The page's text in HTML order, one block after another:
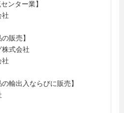
ンター業】
社
販売】
株式会社
社
輸出入ならびに販売】